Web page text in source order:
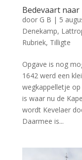
Bedevaart naar
door G B | 5
Denekamp,
Rubriek, Tilligte
Opgave is nog
1642 werd een
wegkappelletje
is waar nu de
wordt Kevelaer
Daarmee is...